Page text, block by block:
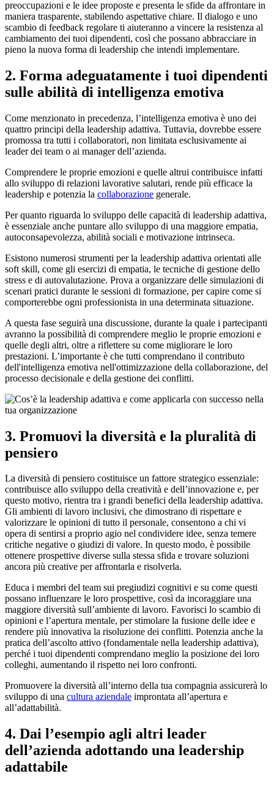
preoccupazioni e le idee proposte e presenta le sfide da affrontare in
maniera trasparente, stabilendo aspettative chiare. Il dialogo e uno
scambio di feedback regolare ti aiuteranno a vincere la resistenza al
cambiamento dei tuoi dipendenti, così che possano abbracciare in
pieno la nuova forma di leadership che intendi implementare.
2. Forma adeguatamente i tuoi dipendenti
sulle abilità di intelligenza emotiva
Come menzionato in precedenza, l’intelligenza emotiva è uno dei
quattro principi della leadership adattiva. Tuttavia, dovrebbe essere
promossa tra tutti i collaboratori, non limitata esclusivamente ai
leader dei team o ai manager dell’azienda.
Comprendere le proprie emozioni e quelle altrui contribuisce infatti
allo sviluppo di relazioni lavorative salutari, rende più efficace la
leadership e potenzia la collaborazione generale.
Per quanto riguarda lo sviluppo delle capacità di leadership adattiva,
è essenziale anche puntare allo sviluppo di una maggiore empatia,
autoconsapevolezza, abilità sociali e motivazione intrinseca.
Esistono numerosi strumenti per la leadership adattiva orientati alle
soft skill, come gli esercizi di empatia, le tecniche di gestione dello
stress e di autovalutazione. Prova a organizzare delle simulazioni di
scenari pratici durante le sessioni di formazione, per capire come si
comporterebbe ogni professionista in una determinata situazione.
A questa fase seguirà una discussione, durante la quale i partecipanti
avranno la possibilità di comprendere meglio le proprie emozioni e
quelle degli altri, oltre a riflettere su come migliorare le loro
prestazioni. L’importante è che tutti comprendano il contributo
dell'intelligenza emotiva nell'ottimizzazione della collaborazione, del
processo decisionale e della gestione dei conflitti.
3. Promuovi la diversità e la pluralità di
pensiero
La diversità di pensiero costituisce un fattore strategico essenziale:
contribuisce allo sviluppo della creatività e dell’innovazione e, per
questo motivo, rientra tra i grandi benefici della leadership adattiva.
Gli ambienti di lavoro inclusivi, che dimostrano di rispettare e
valorizzare le opinioni di tutto il personale, consentono a chi vi
opera di sentirsi a proprio agio nel condividere idee, senza temere
critiche negative o giudizi di valore. In questo modo, è possibile
ottenere prospettive diverse sulla stessa sfida e trovare soluzioni
ancora più creative per affrontarla e risolverla.
Educa i membri del team sui pregiudizi cognitivi e su come questi
possano influenzare le loro prospettive, così da incoraggiare una
maggiore diversità sull’ambiente di lavoro. Favorisci lo scambio di
opinioni e l’apertura mentale, per stimolare la fusione delle idee e
rendere più innovativa la risoluzione dei conflitti. Potenzia anche la
pratica dell’ascolto attivo (fondamentale nella leadership adattiva),
perché i tuoi dipendenti comprendano meglio la posizione dei loro
colleghi, aumentando il rispetto nei loro confronti.
Promuovere la diversità all’interno della tua compagnia assicurerà lo
sviluppo di una cultura aziendale improntata all’apertura e
all’adattabilità.
4. Dai l’esempio agli altri leader
dell’azienda adottando una leadership
adattabile